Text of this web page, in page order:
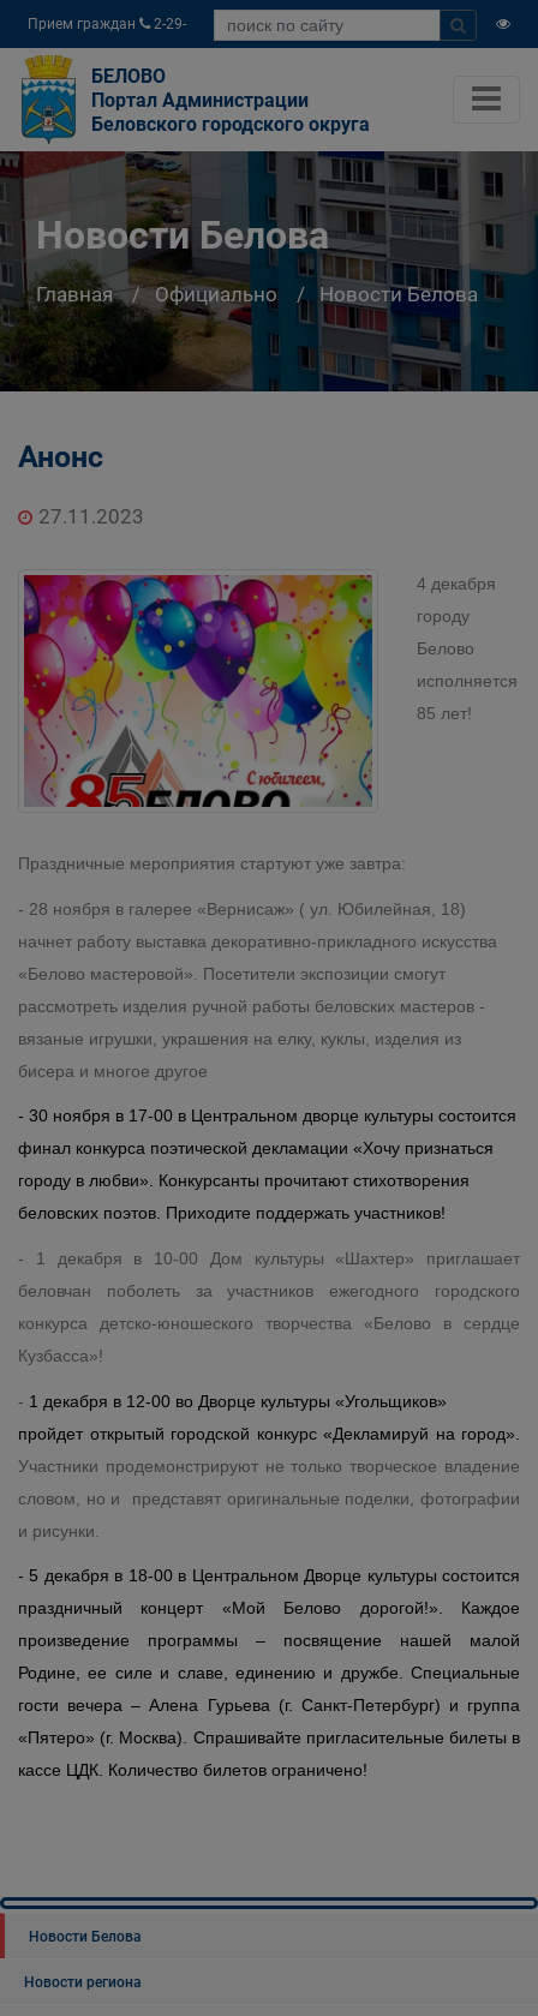
Прием граждан
2-29-
04
БЕЛОВО
Портал Администрации
Беловского городского округа
Новости Белова
Главная Официально Новости Белова
Анонс
27.11.2023
4 декабря
городу
Белово
исполняется
85 лет!
Праздничные мероприятия стартуют уже завтра:
- 28 ноября в галерее «Вернисаж» ( ул. Юбилейная, 18)
начнет работу выставка декоративно-прикладного искусства
«Белово мастеровой». Посетители экспозиции смогут
рассмотреть изделия ручной работы беловских мастеров -
вязаные игрушки, украшения на елку, куклы, изделия из
бисера и многое другое
- 30 ноября в 17-00 в Центральном дворце культуры состоится
финал конкурса поэтической декламации «Хочу признаться
городу в любви». Конкурсанты прочитают стихотворения
беловских поэтов. Приходите поддержать участников!
- 1 декабря в 10-00 Дом культуры «Шахтер» приглашает
беловчан поболеть за участников ежегодного городского
конкурса детско-юношеского творчества «Белово в сердце
Кузбасса»!
- 1 декабря в 12-00 во Дворце культуры «Угольщиков»
пройдет открытый городской конкурс «Декламируй на город».
Участники продемонстрируют не только творческое владение
словом, но и представят оригинальные поделки, фотографии
и рисунки.
- 5 декабря в 18-00 в Центральном Дворце культуры состоится
праздничный концерт «Мой Белово дорогой!». Каждое
произведение программы – посвящение нашей малой
Родине, ее силе и славе, единению и дружбе. Специальные
гости вечера – Алена Гурьева (г. Санкт-Петербург) и группа
«Пятеро» (г. Москва). Спрашивайте пригласительные билеты в
кассе ЦДК. Количество билетов ограничено!
Новости Белова
Новости региона